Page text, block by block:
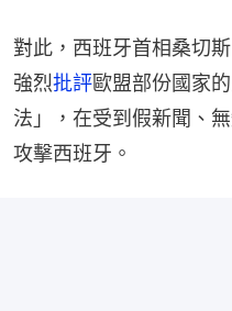
對此，西班牙首相桑切
強烈批評歐盟部份國家
法」，在受到假新聞、
攻擊西班牙。